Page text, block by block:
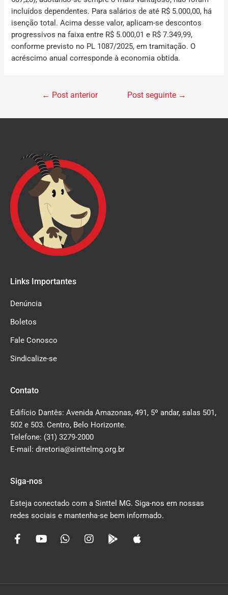
incluídos dependentes. Para salários de até R$ 5.000,00, há
isenção total. Acima desse valor, aplicam-se descontos
progressivos na faixa entre R$ 5.000,01 e R$ 7.349,99,
conforme previsto no PL 1087/2025, em tramitação. O
acréscimo anual corresponde à economia obtida.
← Post anterior Post seguinte →
Links Importantes
Denúncia
Boletos
Fale Conosco
Sindicalize-se
Contato
Edifício Dantês: Avenida Amazonas, 491, 5º andar, salas 501,
502 e 503. Centro, Belo Horizonte.
Telefone: (31) 3279-2000
E-mail: diretoria@sinttelmg.org.br
Siga-nos
Esteja conectado com a Sinttel MG. Siga-nos em nossas
redes sociais e mantenha-se bem informado.